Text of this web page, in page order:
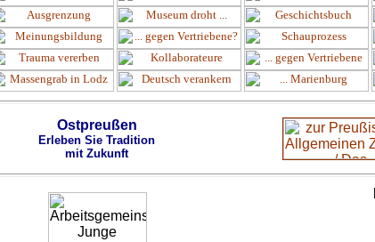
Ostpreußen
Erleben Sie Tradition
mit Zukunft